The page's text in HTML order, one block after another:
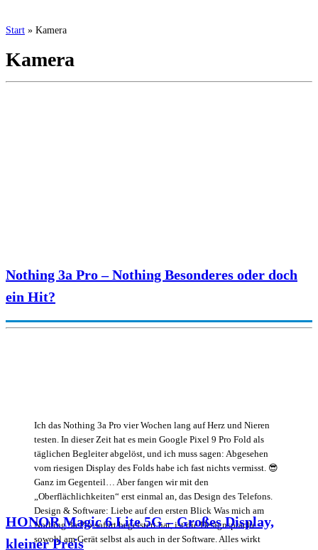
Start » Kamera
Kamera
Ich das Nothing 3a Pro vier Wochen lang auf Herz und Nieren
testen. In dieser Zeit hat es mein Google Pixel 9 Pro Fold als
täglichen Begleiter abgelöst, und ich muss sagen: Abgesehen
vom riesigen Display des Folds habe ich fast nichts vermisst. 😎
Ganz im Gegenteil… Aber fangen wir mit den
„Oberflächlichkeiten“ erst einmal an, das Design des Telefons.
Design & Software: Liebe auf den ersten Blick Was mich am
Nothing 3a Pro sofort begeistert hat, ist die Designsprache –
sowohl am Gerät selbst als auch in der Software. Alles wirkt
Nothing 3a Pro – Nothing Besonderes oder doch
ein Hit?
HONOR Magic 6 Lite 5G – Großes Display,
kleiner Preis